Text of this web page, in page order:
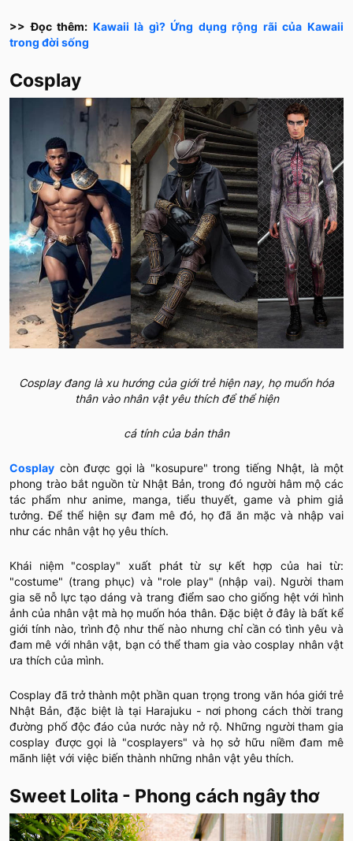
>> Đọc thêm: Kawaii là gì? Ứng dụng rộng rãi của Kawaii
trong đời sống
Cosplay
Cosplay đang là xu hướng của giới trẻ hiện nay, họ muốn hóa
thân vào nhân vật yêu thích để thể hiện
cá tính của bản thân
Cosplay còn được gọi là "kosupure" trong tiếng Nhật, là một
phong trào bắt nguồn từ Nhật Bản, trong đó người hâm mộ các
tác phẩm như anime, manga, tiểu thuyết, game và phim giả
tưởng. Để thể hiện sự đam mê đó, họ đã ăn mặc và nhập vai
như các nhân vật họ yêu thích.
Khái niệm "cosplay" xuất phát từ sự kết hợp của hai từ:
"costume" (trang phục) và "role play" (nhập vai). Người tham
gia sẽ nỗ lực tạo dáng và trang điểm sao cho giống hệt với hình
ảnh của nhân vật mà họ muốn hóa thân. Đặc biệt ở đây là bất kể
giới tính nào, trình độ như thế nào nhưng chỉ cần có tình yêu và
đam mê với nhân vật, bạn có thể tham gia vào cosplay nhân vật
ưa thích của mình.
Cosplay đã trở thành một phần quan trọng trong văn hóa giới trẻ
Nhật Bản, đặc biệt là tại Harajuku - nơi phong cách thời trang
đường phố độc đáo của nước này nở rộ. Những người tham gia
cosplay được gọi là "cosplayers" và họ sở hữu niềm đam mê
mãnh liệt với việc biến thành những nhân vật yêu thích.
Sweet Lolita - Phong cách ngây thơ